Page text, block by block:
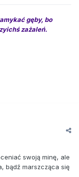
gęby, bo
zażaleń.
swoją minę, ale
bądź marszcząca się